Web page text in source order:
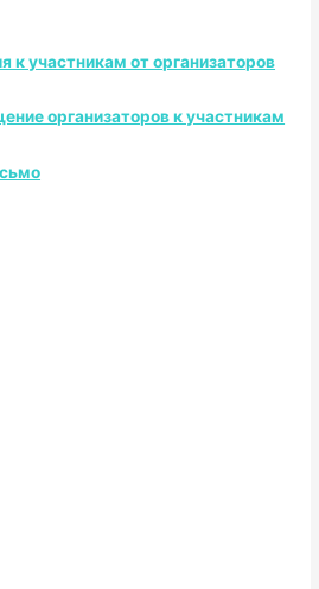
к участникам от организаторов
организаторов к участникам